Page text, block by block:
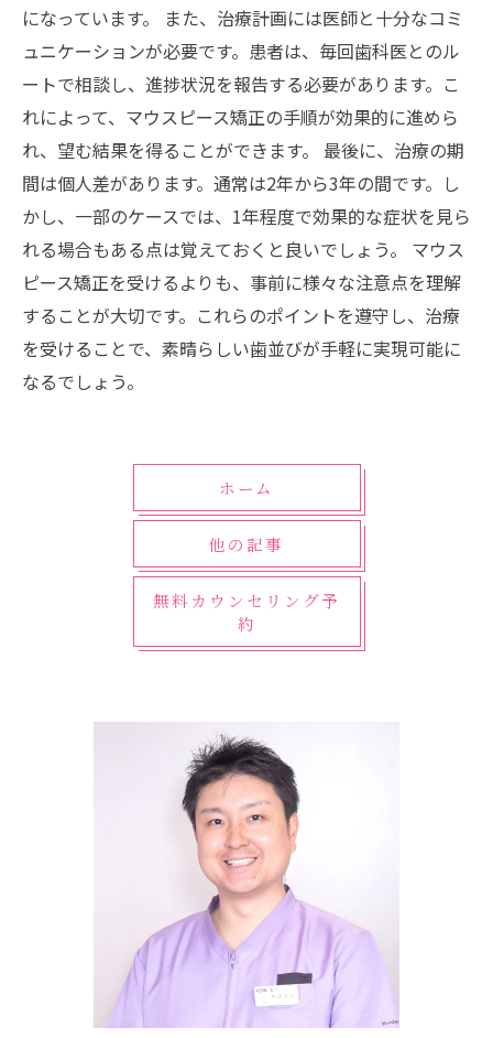
になっています。 また、治療計画には医師と十分なコミ
ュニケーションが必要です。患者は、毎回歯科医とのル
ートで相談し、進捗状況を報告する必要があります。こ
れによって、マウスピース矯正の手順が効果的に進めら
れ、望む結果を得ることができます。 最後に、治療の期
間は個人差があります。通常は2年から3年の間です。し
かし、一部のケースでは、1年程度で効果的な症状を見ら
れる場合もある点は覚えておくと良いでしょう。 マウス
ピース矯正を受けるよりも、事前に様々な注意点を理解
することが大切です。これらのポイントを遵守し、治療
を受けることで、素晴らしい歯並びが手軽に実現可能に
なるでしょう。
ホーム
他の記事
無料カウンセリング予
約